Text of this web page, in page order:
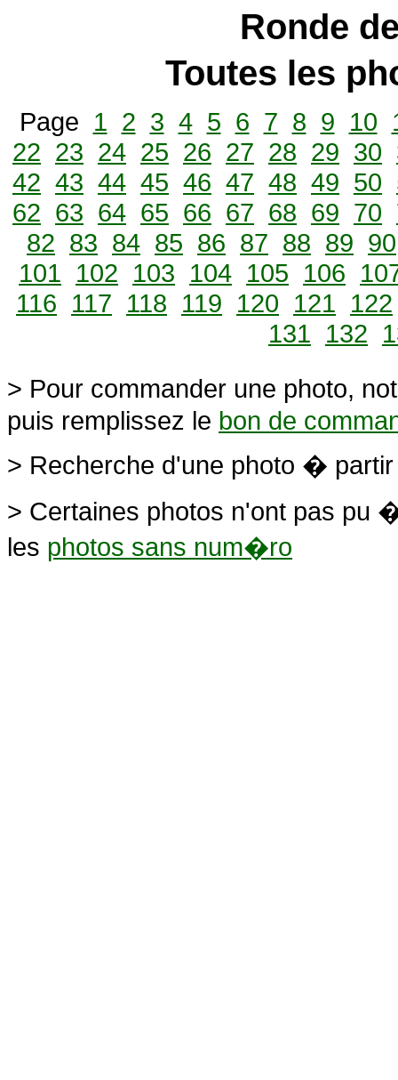
Ronde
Toutes les
Page 1 2 3 4 5 6 7 8 9 10
22 23 24 25 26 27 28 29 30
42 43 44 45 46 47 48 49 50
62 63 64 65 66 67 68 69 70
82 83 84 85 86 87 88 89 90
101 102 103 104 105 106
116 117 118 119 120 121 122
131 132
> Pour commander une photo,
puis remplissez le bon de
> Recherche d'une photo �
> Certaines photos n'ont pas
les photos sans num�ro